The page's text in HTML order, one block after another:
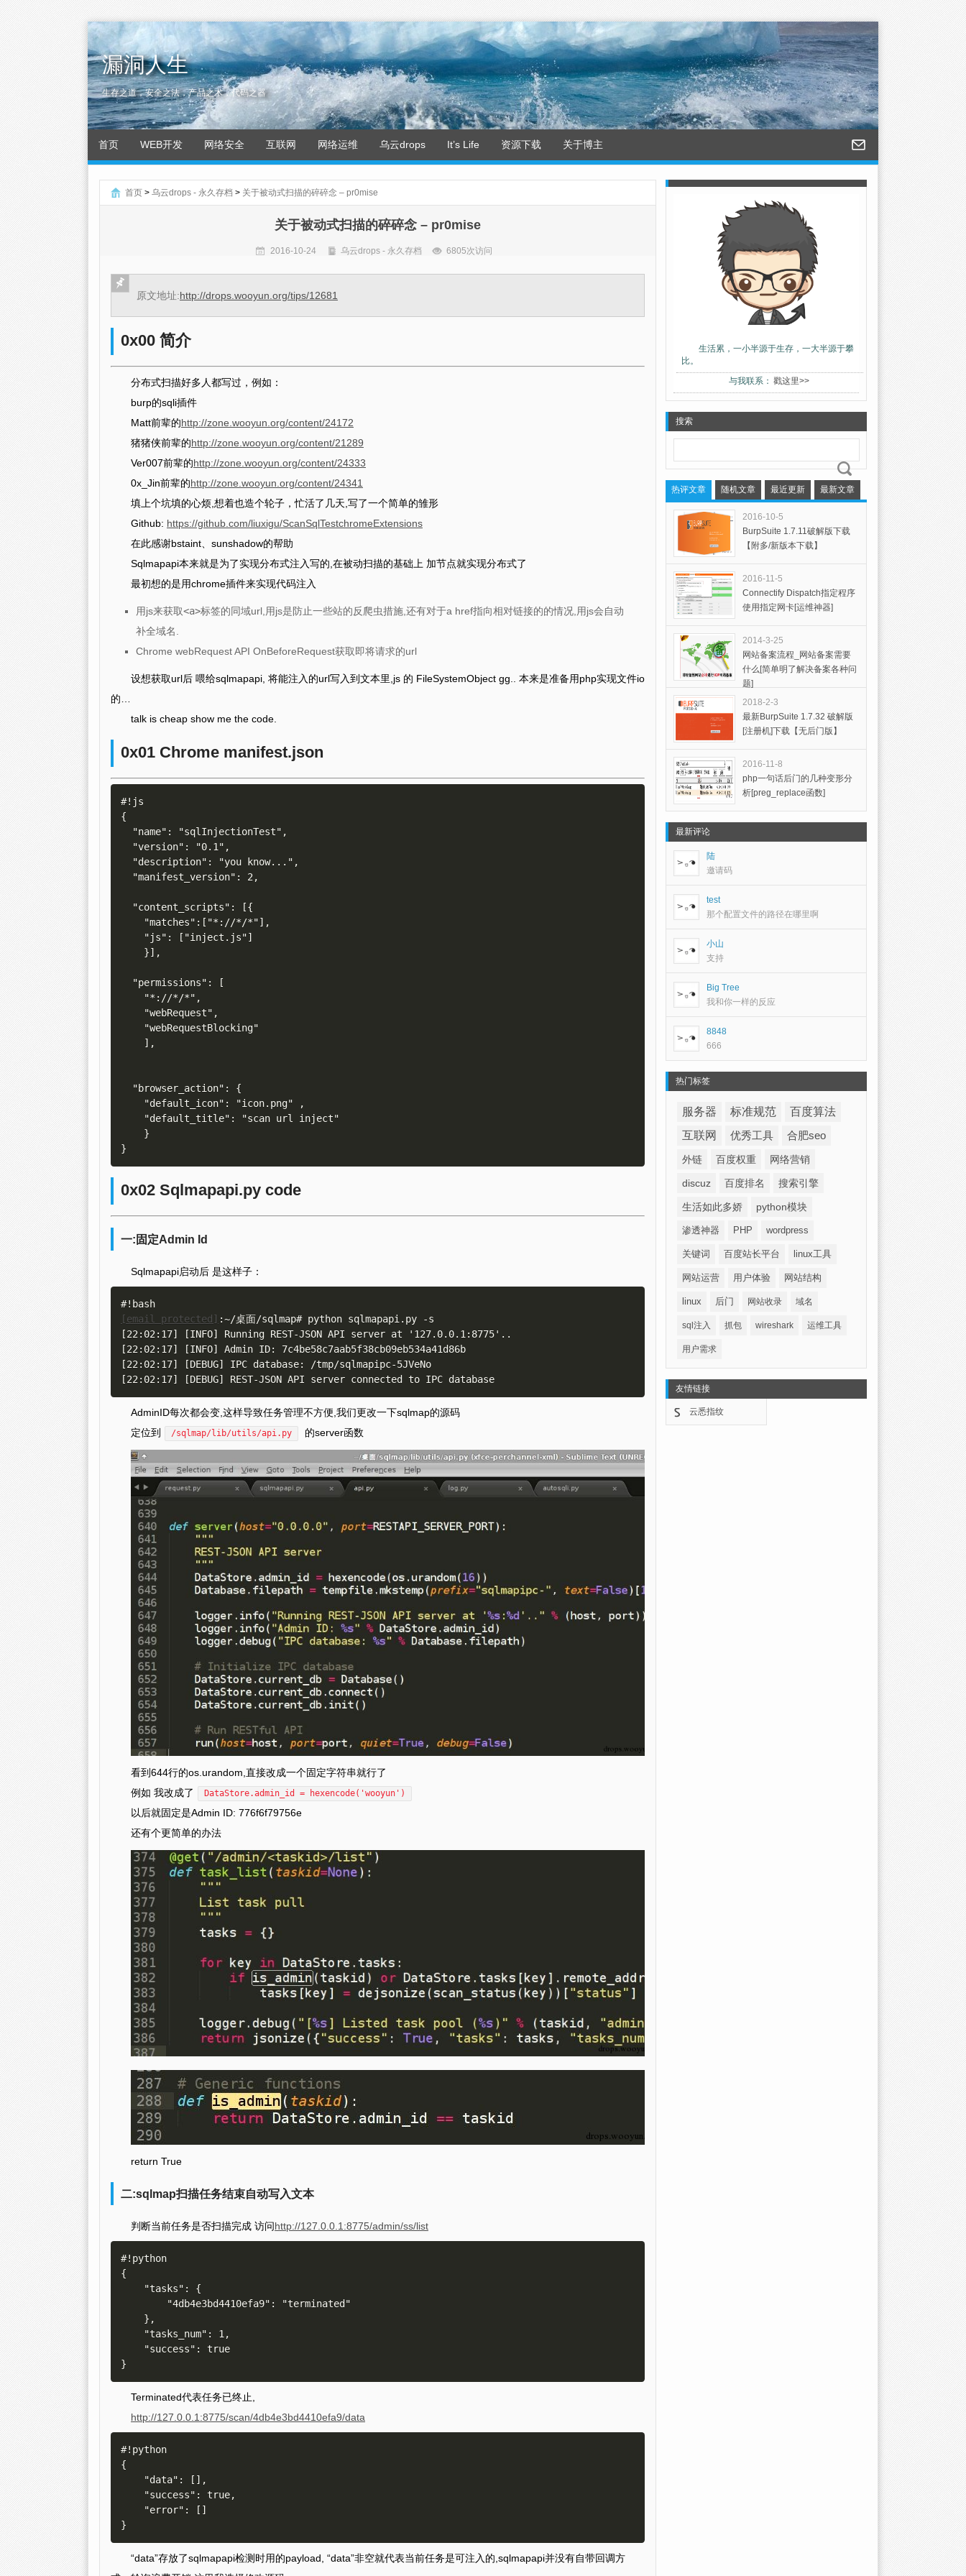
漏洞人生
生存之道，安全之法，产品之术，代码之器
首页 WEB开发 网络安全 互联网 网络运维 乌云drops It’s Life 资源下载 关于博主
首页 > 乌云drops - 永久存档 > 关于被动式扫描的碎碎念 – pr0mise
关于被动式扫描的碎碎念 – pr0mise
2016-10-24 乌云drops - 永久存档 6805次访问
原文地址:http://drops.wooyun.org/tips/12681
0x00 简介
分布式扫描好多人都写过，例如：
burp的sqli插件
Matt前辈的http://zone.wooyun.org/content/24172
猪猪侠前辈的http://zone.wooyun.org/content/21289
Ver007前辈的http://zone.wooyun.org/content/24333
0x_Jin前辈的http://zone.wooyun.org/content/24341
填上个坑填的心烦,想着也造个轮子，忙活了几天,写了一个简单的雏形
Github: https://github.com/liuxigu/ScanSqlTestchromeExtensions
在此感谢bstaint、sunshadow的帮助
Sqlmapapi本来就是为了实现分布式注入写的,在被动扫描的基础上 加节点就实现分布式了
最初想的是用chrome插件来实现代码注入
用js来获取<a>标签的同域url,用js是防止一些站的反爬虫措施,还有对于a href指向相对链接的的情况,用js会自动
补全域名.
Chrome webRequest API OnBeforeRequest获取即将请求的url
设想获取url后 喂给sqlmapapi, 将能注入的url写入到文本里,js 的 FileSystemObject gg.. 本来是准备用php实现文件io
的…
talk is cheap show me the code.
0x01 Chrome manifest.json
#!js
{
0x02 Sqlmapapi.py code
一:固定Admin Id
Sqlmapapi启动后 是这样子：
[email protected] :~/桌面/sqlmap# python sqlmapapi.py -s
[22:02:17] [INFO] Running REST-JSON API server at '127.0.0.1:8775'..
[22:02:17] [INFO] Admin ID: 7c4be58c7aab5f38cb09eb534a41d86b
[22:02:17] [DEBUG] IPC database: /tmp/sqlmapipc-5JVeNo
AdminID每次都会变,这样导致任务管理不方便,我们更改一下sqlmap的源码
定位到
/sqlmap/lib/utils/api.py 的server函数
看到644行的os.urandom,直接改成一个固定字符串就行了
例如 我改成了
DataStore.admin_id = hexencode('wooyun')
以后就固定是Admin ID: 776f6f79756e
还有个更简单的办法
return True
二:sqlmap扫描任务结束自动写入文本
判断当前任务是否扫描完成 访问http://127.0.0.1:8775/admin/ss/list
#!python
{
Terminated代表任务已终止,
http://127.0.0.1:8775/scan/4db4e3bd4410efa9/data
#!python
{
“data”存放了sqlmapapi检测时用的payload, “data”非空就代表当前任务是可注入的,sqlmapapi并没有自带回调方
生活累，一小半源于生存，一大半源于攀
比。
与我联系： 戳这里>>
搜索
热评文章 随机文章 最近更新 最新文章
2016-10-5
BurpSuite 1.7.11破解版下载
【附多/新版本下载】
2016-11-5
Connectify Dispatch指定程序
使用指定网卡[运维神器]
2014-3-25
网站备案流程_网站备案需要
什么[简单明了解决备案各种问
题]
2018-2-3
最新BurpSuite 1.7.32 破解版
[注册机]下载【无后门版】
2016-11-8
php一句话后门的几种变形分
析[preg_replace函数]
最新评论
陆
邀请码
test
那个配置文件的路径在哪里啊
小山
支持
Big Tree
我和你一样的反应
8848
666
热门标签
服务器 标准规范
百度算法
互联网
优秀工具 合肥seo
外链 百度权重 网络营销
discuz 百度排名 搜索引擎
生活如此多娇 python模块
渗透神器 PHP wordpress
关键词 百度站长平台 linux工具
网站运营 用户体验 网站结构
linux 后门 网站收录 域名
sql注入 抓包 wireshark 运维工具
用户需求
友情链接
云悉指纹